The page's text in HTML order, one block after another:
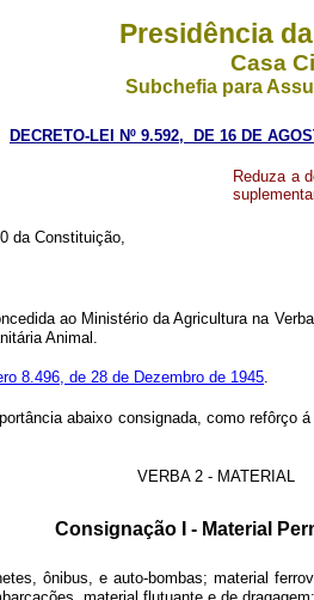
Presidência
Casa
Subchefia para
DECRETO-LEI Nº 9.592, DE 16 DE
Reduza a
da Constituição,
ao Ministério da Agricultura na
Animal.
8.496, de 28 de Dezembro de 1945.
abaixo consignada, como refôrço
VERBA 2 - MATERIAL
Consignação I - Material
ônibus, e auto-bombas; material